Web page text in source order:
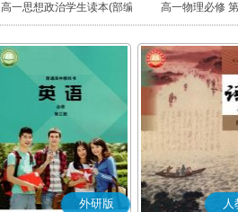
高一思想政治学生读本(部编
版)
高一物理必修
外研版 人